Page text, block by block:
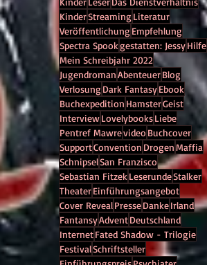
KinderStreaming Literatur
Veröffentlichung Empfehlung
Spectra Spookgestatten: JessyHilfe
Mein Schreibjahr 2022
JugendromanAbenteuerBlog
Verlosung Dark FantasyEbook
Buchexpedition HamsterGeist
InterviewLovelybooksLiebe
Pentref Mawrevideo Buchcover
SupportConvention DrogenMaffia
SchnipselSan Franzisco
Sebastian FitzekLeserundeStalker
TheaterEinführungsangebot
Cover RevealPresseDankeIrland
FantansyAdventDeutschland
InternetFated Shadow - Trilogie
FestivalSchriftsteller